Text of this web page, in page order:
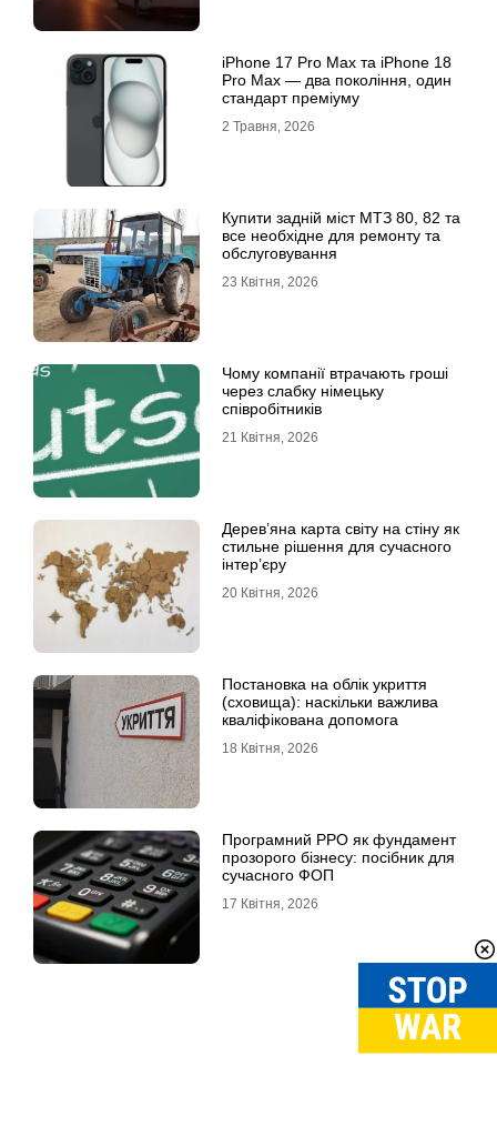
iРhone 17 Рro Мax та iРhone 18
Рro Мax — два покоління, один
стандарт преміуму
2 Травня, 2026
Купити задній міст МТЗ 80, 82 та
все необхідне для ремонту та
обслуговування
23 Квітня, 2026
Чому компанії втрачають гроші
через слабку німецьку
співробітників
21 Квітня, 2026
Дерев’яна карта світу на стіну як
стильне рішення для сучасного
інтер’єру
20 Квітня, 2026
Постановка на облік укриття
(сховища): наскільки важлива
кваліфікована допомога
18 Квітня, 2026
Програмний РРО як фундамент
прозорого бізнесу: посібник для
сучасного ФОП
17 Квітня, 2026